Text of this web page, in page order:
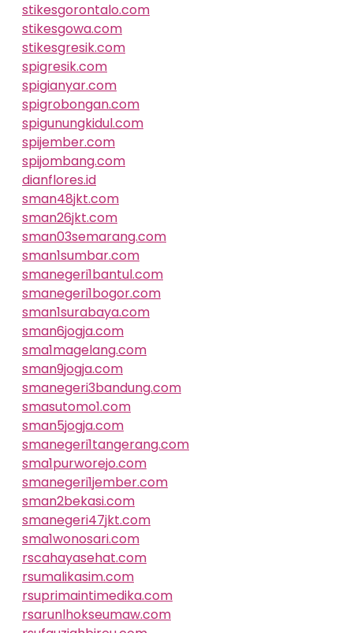
stikesgorontalo.com
stikesgowa.com
stikesgresik.com
spigresik.com
spigianyar.com
spigrobongan.com
spigunungkidul.com
spijember.com
spijombang.com
dianflores.id
sman48jkt.com
sman26jkt.com
sman03semarang.com
sman1sumbar.com
smanegeri1bantul.com
smanegeri1bogor.com
sman1surabaya.com
sman6jogja.com
sma1magelang.com
sman9jogja.com
smanegeri3bandung.com
smasutomo1.com
sman5jogja.com
smanegeri1tangerang.com
sma1purworejo.com
smanegeri1jember.com
sman2bekasi.com
smanegeri47jkt.com
sma1wonosari.com
rscahayasehat.com
rsumalikasim.com
rsuprimaintimedika.com
rsarunlhokseumaw.com